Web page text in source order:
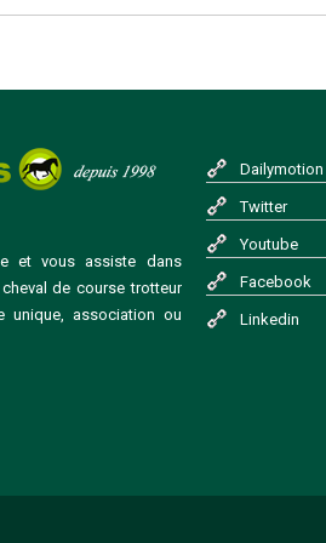
et vous assiste dans
de course trotteur
unique, association ou
Dailymotion
Twitter
Youtube
Facebook
Linkedin